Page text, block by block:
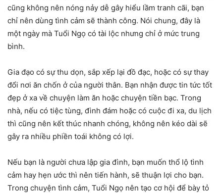
cũng không nên nóng nảy dễ gây hiểu lầm tranh cãi, bạn
chỉ nên dùng tình cảm sẽ thành công. Nói chung, đây là
một ngày mà Tuổi Ngọ có tài lộc nhưng chỉ ở mức trung
bình.
Gia đạo có sự thu dọn, sắp xếp lại đồ đạc, hoặc có sự thay
đổi nơi ăn chốn ở của người thân. Bạn nhận được tin tức tốt
đẹp ở xa về chuyện làm ăn hoặc chuyện tiền bạc. Trong
nhà, nếu có tiệc tùng, đình đám hoặc có cuộc đi xa, du lịch
thì cũng nên kết thúc nhanh chóng, không nên kéo dài sẽ
gây ra nhiều phiền toái không có lợi.
Nếu bạn là người chưa lập gia đình, bạn muốn thổ lộ tình
cảm hay hẹn ước thì nên tiến hành, sẽ thuận lợi cho bạn.
Trong chuyện tình cảm, Tuổi Ngọ nên tạo cơ hội để bày tỏ